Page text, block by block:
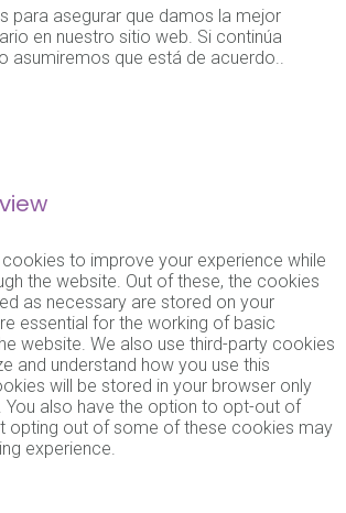
para asegurar que damos la mejor
en nuestro sitio web. Si continúa
asumiremos que está de acuerdo..
to improve your experience while
the website. Out of these, the cookies
as necessary are stored on your
essential for the working of basic
website. We also use third-party cookies
and understand how you use this
will be stored in your browser only
You also have the option to opt-out of
opting out of some of these cookies may
experience.